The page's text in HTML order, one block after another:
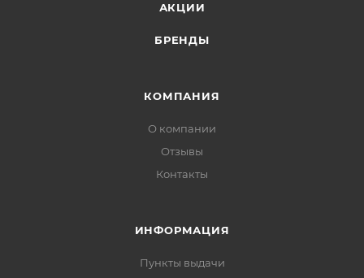
АКЦИИ
БРЕНДЫ
КОМПАНИЯ
О компании
Отзывы
Контакты
ИНФОРМАЦИЯ
Пункты выдачи